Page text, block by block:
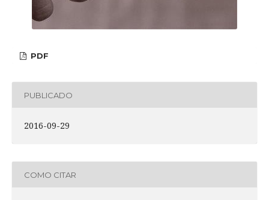
PDF
PUBLICADO
2016-09-29
COMO CITAR